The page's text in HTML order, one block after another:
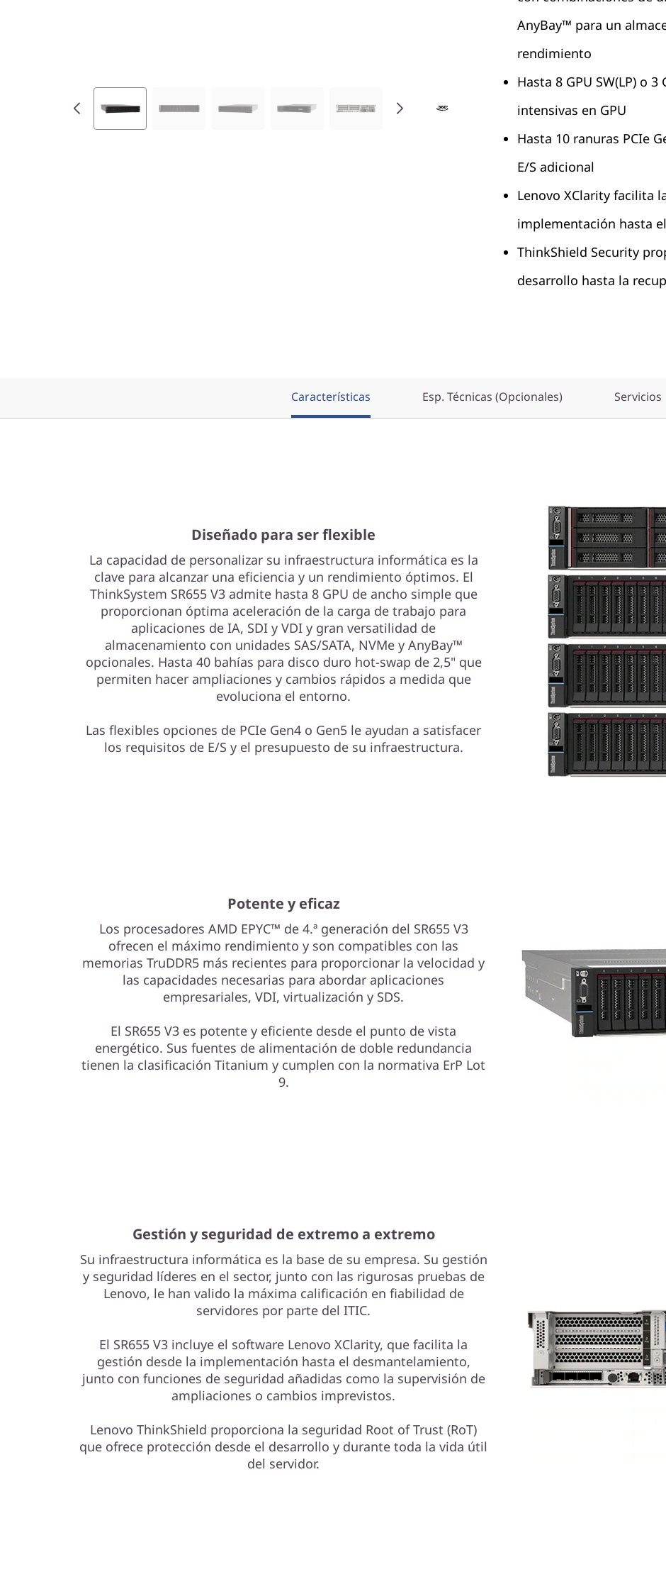
AnyBay™ para un
rendimiento
Hasta 8 GPU SW(LP) o
intensivas en GPU
Hasta 10 ranuras PCIe
E/S adicional
Lenovo XClarity facilita
implementación hasta
ThinkShield Security
desarrollo hasta la
Características Esp. Técnicas (Opcionales) Servicios
Diseñado para ser flexible
La capacidad de personalizar su infraestructura informática es la
clave para alcanzar una eficiencia y un rendimiento óptimos. El
ThinkSystem SR655 V3 admite hasta 8 GPU de ancho simple que
proporcionan óptima aceleración de la carga de trabajo para
aplicaciones de IA, SDI y VDI y gran versatilidad de
almacenamiento con unidades SAS/SATA, NVMe y AnyBay™
opcionales. Hasta 40 bahías para disco duro hot-swap de 2,5" que
permiten hacer ampliaciones y cambios rápidos a medida que
evoluciona el entorno.
Las flexibles opciones de PCIe Gen4 o Gen5 le ayudan a satisfacer
los requisitos de E/S y el presupuesto de su infraestructura.
Potente y eficaz
Los procesadores AMD EPYC™ de 4.ª generación del SR655 V3
ofrecen el máximo rendimiento y son compatibles con las
memorias TruDDR5 más recientes para proporcionar la velocidad y
las capacidades necesarias para abordar aplicaciones
empresariales, VDI, virtualización y SDS.
El SR655 V3 es potente y eficiente desde el punto de vista
energético. Sus fuentes de alimentación de doble redundancia
tienen la clasificación Titanium y cumplen con la normativa ErP Lot
9.
Gestión y seguridad de extremo a extremo
Su infraestructura informática es la base de su empresa. Su gestión
y seguridad líderes en el sector, junto con las rigurosas pruebas de
Lenovo, le han valido la máxima calificación en fiabilidad de
servidores por parte del ITIC.
El SR655 V3 incluye el software Lenovo XClarity, que facilita la
gestión desde la implementación hasta el desmantelamiento,
junto con funciones de seguridad añadidas como la supervisión de
ampliaciones o cambios imprevistos.
Lenovo ThinkShield proporciona la seguridad Root of Trust (RoT)
que ofrece protección desde el desarrollo y durante toda la vida útil
del servidor.